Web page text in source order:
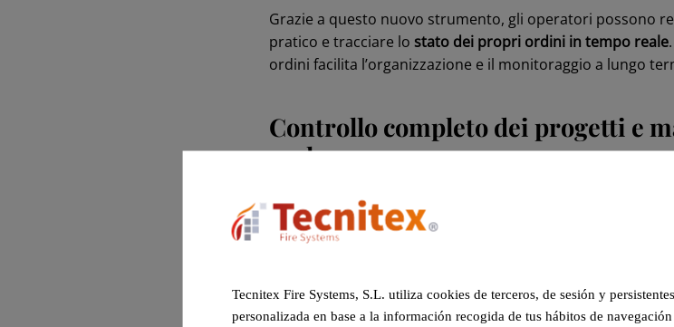
Grazie a questo nuovo strumento, gli operatori possono
pratico e tracciare lo stato dei propri ordini in tempo reale
ordini facilita l’organizzazione e il monitoraggio a lungo
Controllo completo dei progetti e
reale
La funzione progetti e manutenzioni
a qualsiasi tipo di informazione sui propri progetti in
tranquillità.
Tecnitex Fire Systems, S.L. utiliza cookies de terceros, de sesión y
personalizada en base a la información recogida de tus hábitos de